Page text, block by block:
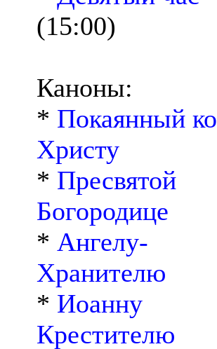
(15:00)
Каноны:
* Покаянный ко
Христу
* Пресвятой
Богородице
* Ангелу-
Хранителю
* Иоанну
Крестителю